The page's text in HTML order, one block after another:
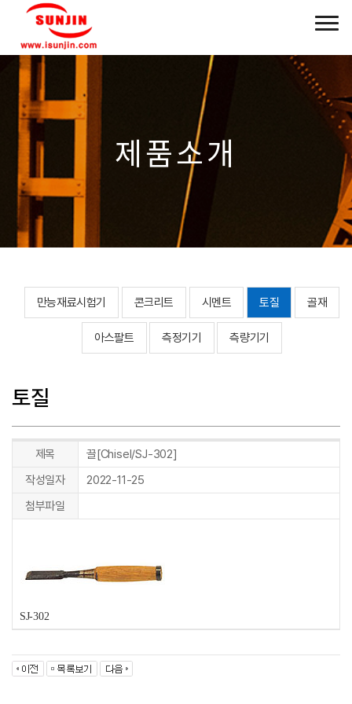
제품소개
만능재료시험기 콘크리트 시멘트 토질 골재
아스팔트 측정기기 측량기기
토질
제목
끌[Chisel/SJ-302]
작성일자
2022-11-25
첨부파일
SJ-302